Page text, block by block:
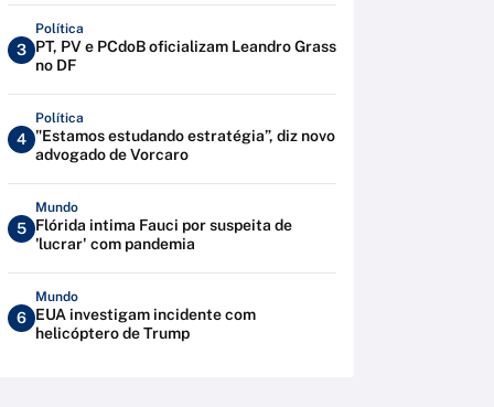
3
Política
PT, PV e PCdoB oficializam Leandro Grass
no DF
4
Política
"Estamos estudando estratégia”, diz novo
advogado de Vorcaro
5
Mundo
Flórida intima Fauci por suspeita de
'lucrar' com pandemia
6
Mundo
EUA investigam incidente com
helicóptero de Trump